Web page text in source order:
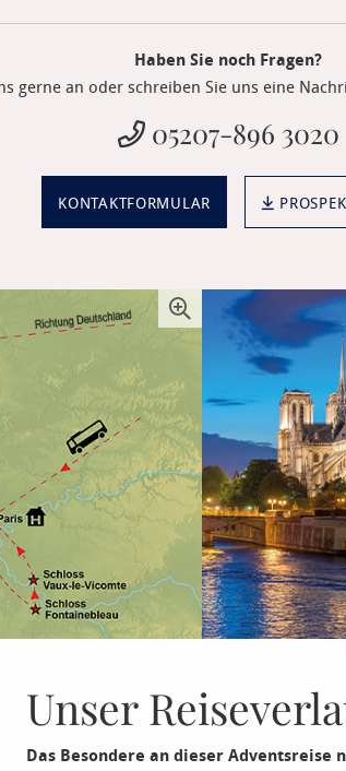
Haben Sie noch Fragen?
gerne an oder schreiben Sie uns eine
05207-896 3020
KONTAKTFORMULAR
Unser
Das Besondere an dieser Adventsreise